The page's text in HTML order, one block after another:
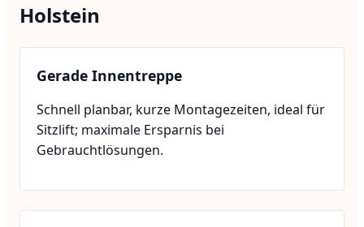
Holstein
Gerade Innentreppe
Schnell planbar, kurze Montagezeiten, ideal für
Sitzlift; maximale Ersparnis bei
Gebrauchtlösungen.